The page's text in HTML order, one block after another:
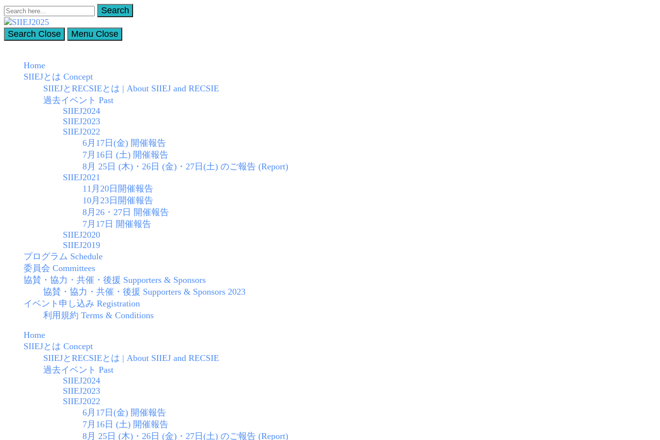
Search
for:
Search
SIIEJ2025
Summer Institute on International Education, Japan (SIIEJ)
Search Close Menu Close
Home
SIIEJとは Concept
SIIEJとRECSIEとは | About SIIEJ and RECSIE
過去イベント Past
SIIEJ2024
SIIEJ2023
SIIEJ2022
6月17日(金) 開催報告
7月16日 (土) 開催報告
8月 25日 (木)・26日 (金)・27日(土) のご報告 (Report)
SIIEJ2021
11月20日開催報告
10月23日開催報告
8月26・27日 開催報告
7月17日 開催報告
SIIEJ2020
SIIEJ2019
プログラム Schedule
委員会 Committees
協賛・協力・共催・後援 Supporters & Sponsors
協賛・協力・共催・後援 Supporters & Sponsors 2023
イベント申し込み Registration
利用規約 Terms & Conditions
Home
SIIEJとは Concept
SIIEJとRECSIEとは | About SIIEJ and RECSIE
過去イベント Past
SIIEJ2024
SIIEJ2023
SIIEJ2022
6月17日(金) 開催報告
7月16日 (土) 開催報告
8月 25日 (木)・26日 (金)・27日(土) のご報告 (Report)